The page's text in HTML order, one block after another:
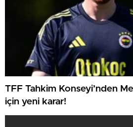
TFF Tahkim Konseyi’nden
için yeni karar!